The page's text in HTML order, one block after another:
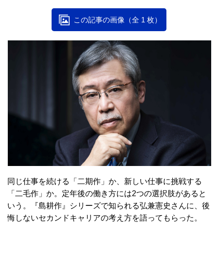
この記事の画像（全 1 枚）
同じ仕事を続ける「二期作」か、新しい仕事に挑戦する
「二毛作」 か。定年後の働き方には2つの選択肢があると
いう。『島耕作』シリーズで知られる弘兼憲史さんに、 後
悔しないセカンドキャリアの考え方を語ってもらった。